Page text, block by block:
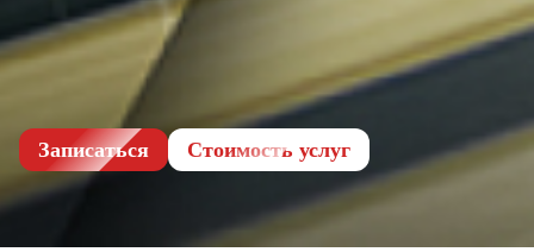
Записаться Cтоимость услуг